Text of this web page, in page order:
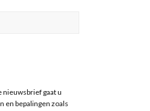
nieuwsbrief gaat u
en bepalingen zoals